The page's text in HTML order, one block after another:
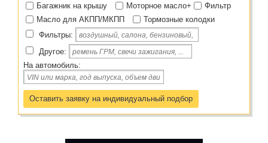
Багажник на крышу
Моторное масло+
Фильтр
Масло для АКПП/МКПП
Тормозные колодки
Фильтры:
Другое:
На автомобиль:
Оставить заявку на индивидуальный подбор